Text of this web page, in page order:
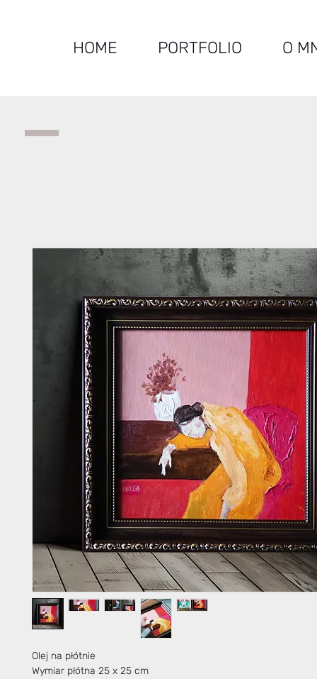
HOME PORTFOLIO O
Olej na płótnie
Wymiar płótna 25 x 25 cm